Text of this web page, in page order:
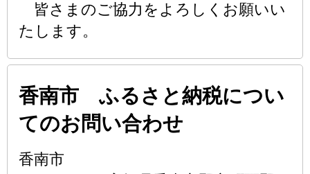
皆さまのご協力をよろしくお願いい
たします。
香南市 ふるさと納税につい
てのお問い合わせ
香南市